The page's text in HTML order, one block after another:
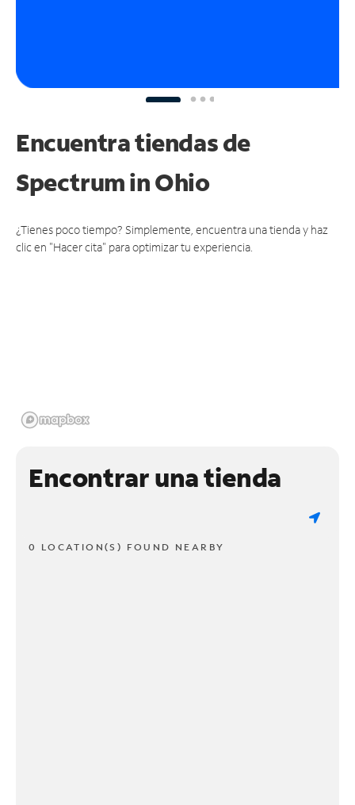
Encuentra tiendas de
Spectrumin Ohio
¿Tienes poco tiempo? Simplemente, encuentra una tienda y haz
clic en "Hacer cita" para optimizar tu experiencia.
Encontrar una tienda
0 LOCATION(S) FOUND NEARBY